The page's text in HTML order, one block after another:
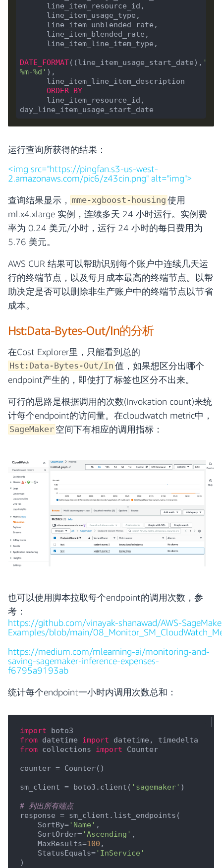
DATE_FORMAT((line_item_usage_start_date), '%Y-
%m-%d' ),
ORDER BY
运行查询所获得的结果：
<img src="https://pingfan.s3-us-west-
2.amazonaws.com/pic6/z43cin.png" alt="img">
查询结果显示， mme-xgboost-housing 使用
ml.x4.xlarge 实例，连续多天 24 小时运行。实例费
率为 0.24 美元/小时，运行 24 小时的每日费用为
5.76 美元。
AWS CUR 结果可以帮助识别每个账户中连续几天运
行的终端节点，以及每月成本最高的终端节点。以帮
助决定是否可以删除非生产账户中的终端节点以节省
成本。
Hst:Data-Bytes-Out/In的分析
在Cost Explorer里，只能看到总的
Hst:Data-Bytes-Out/In 值，如果想区分出哪个
endpoint产生的，即使打了标签也区分不出来。
可行的思路是根据调用的次数(Invokation count)来统
计每个endpoint的访问量。在cloudwatch metric中，
SageMaker 空间下有相应的调用指标：
也可以使用脚本拉取每个endpoint的调用次数，参
考：
https://github.com/vinayak-shanawad/AWS-
Examples/blob/main/
https://medium.com/mlearning-ai/monitoring-and-
saving-sagemaker-inference-expenses-
f6795a9193ab
统计每个endpoint一小时内调用次数总和：
import
from datetime import
from collections import Counter
counter = Counter()
sm_client = boto3.client( 'sagemaker' )
# 列出所有端点
response = sm_client.list_endpoints(
    SortBy=
'Name' ,
    SortOrder=
'Ascending' ,
    MaxResults=
100 ,
    StatusEquals=
'InService'
)